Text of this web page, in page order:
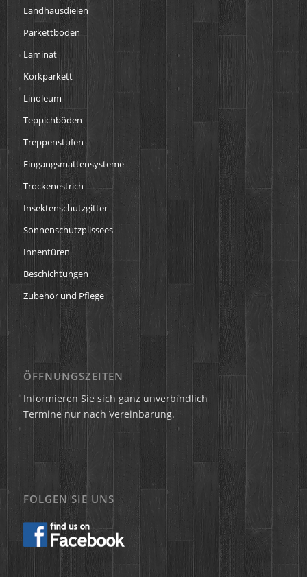
Landhausdielen
Parkettböden
Laminat
Korkparkett
Linoleum
Teppichböden
Treppenstufen
Eingangsmattensysteme
Trockenestrich
Insektenschutzgitter
Sonnenschutzplissees
Innentüren
Beschichtungen
Zubehör und Pflege
ÖFFNUNGSZEITEN
Informieren Sie sich ganz unverbindlich
Termine nur nach Vereinbarung.
FOLGEN SIE UNS